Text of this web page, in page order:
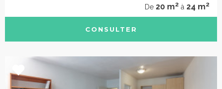
De 20 m2 à 24 m2
CONSULTER